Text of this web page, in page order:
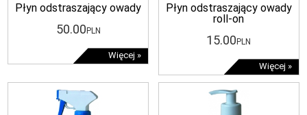
Płyn odstraszający owady
50.00PLN
Więcej »
Płyn odstraszający owady
roll-on
15.00PLN
Więcej »